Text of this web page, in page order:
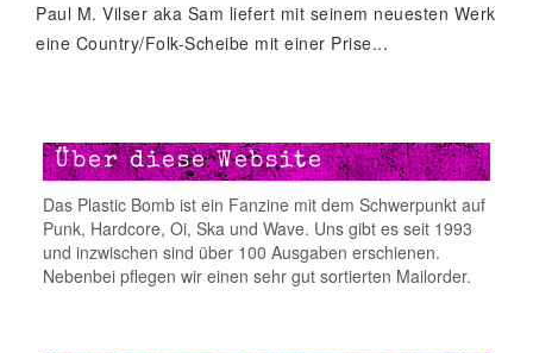
Paul M. Vilser aka Sam liefert mit seinem neuesten Werk
eine Country/Folk-Scheibe mit einer Prise...
Über diese Website
Das Plastic Bomb ist ein Fanzine mit dem Schwerpunkt auf
Punk, Hardcore, Oi, Ska und Wave. Uns gibt es seit 1993
und inzwischen sind über 100 Ausgaben erschienen.
Nebenbei pflegen wir einen sehr gut sortierten Mailorder.